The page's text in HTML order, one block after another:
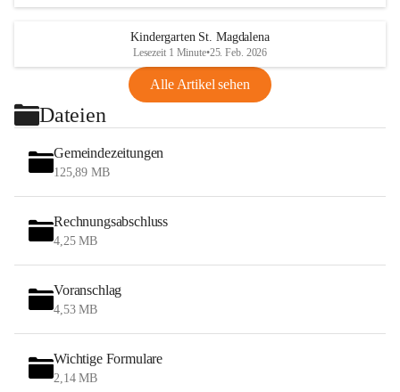
Kindergarten St. Magdalena
Lesezeit 1 Minute•25. Feb. 2026
Alle Artikel sehen
Dateien
Gemeindezeitungen
125,89 MB
Rechnungsabschluss
4,25 MB
Voranschlag
4,53 MB
Wichtige Formulare
2,14 MB